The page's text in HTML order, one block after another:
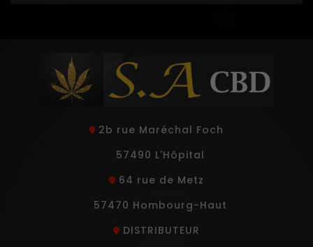
2b rue Maréchal Foch
57490 L'Hôpital
64 rue de Metz
57470 Hombourg-Haut
DISTRIBUTEUR